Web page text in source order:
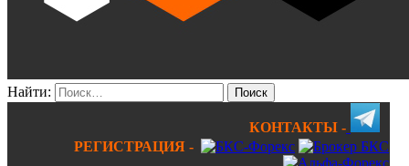
Найти:
КОНТАКТЫ -
РЕГИСТРАЦИЯ -